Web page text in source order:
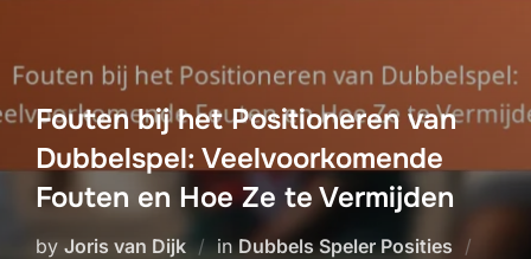
Fouten bij het Positioneren van
Dubbelspel: Veelvoorkomende
Fouten en Hoe Ze te Vermijden
by Joris van Dijk inDubbels Speler Posities